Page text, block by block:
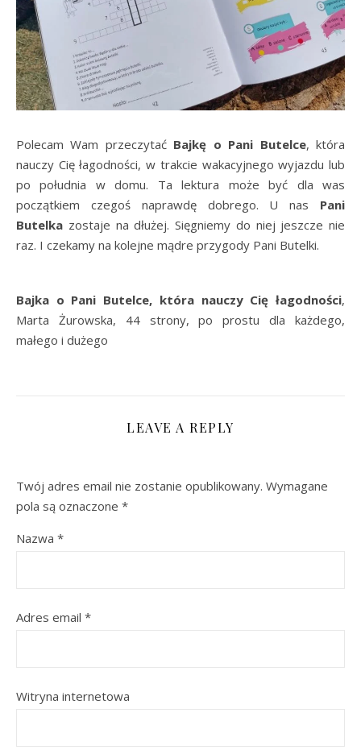
Polecam Wam przeczytać Bajkę o Pani Butelce, która
nauczy Cię łagodności, w trakcie wakacyjnego wyjazdu lub
po południa w domu. Ta lektura może być dla was
początkiem czegoś naprawdę dobrego. U nas Pani
Butelka zostaje na dłużej. Sięgniemy do niej jeszcze nie
raz. I czekamy na kolejne mądre przygody Pani Butelki.
Bajka o Pani Butelce, która nauczy Cię łagodności,
Marta Żurowska, 44 strony, po prostu dla każdego,
małego i dużego
LEAVE A REPLY
Twój adres email nie zostanie opublikowany. Wymagane
pola są oznaczone *
Nazwa *
Adres email *
Witryna internetowa